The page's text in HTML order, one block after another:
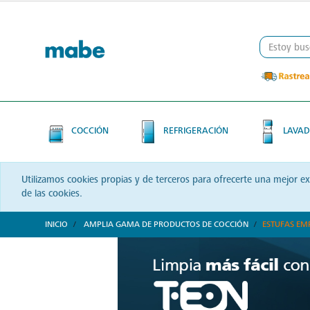
COCCIÓN REFRIGERACIÓN
Utilizamos cookies propias y de terceros para ofrecerte una mejor
de las cookies.
INICIO AMPLIA GAMA DE PRODUCTOS DE COCCIÓN ESTUFAS